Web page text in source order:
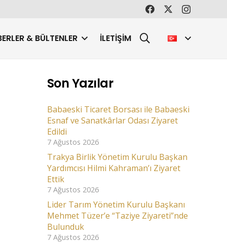
& BÜLTENLER İLETIŞIM
Son Yazılar
Babaeski Ticaret Borsası ile Babaeski
Esnaf ve Sanatkârlar Odası Ziyaret
Edildi
7 Ağustos 2026
Trakya Birlik Yönetim Kurulu Başkan
Yardımcısı Hilmi Kahraman’ı Ziyaret
Ettik
7 Ağustos 2026
Lider Tarım Yönetim Kurulu Başkanı
Mehmet Tüzer’e “Taziye Ziyareti”nde
Bulunduk
7 Ağustos 2026